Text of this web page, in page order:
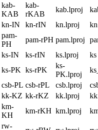
kab-
KAB
kab-
rKAB
kab.lproj
kn-IN kn-rIN kn.lproj
kn
pam-
PH
pam-rPH pam.lproj
ks-IN ks-rIN ks.lproj
ks
ks-PK ks-rPK
ks-
PK.lproj
csb-PL csb-rPL csb.lproj
kk-KZ kk-rKZ kk.lproj
kk
km-
KH
km-rKH km.lproj
rw-